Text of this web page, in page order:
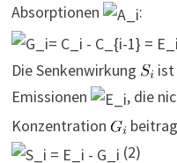
Absorptionen
:
Die Senkenwirkung
ist
Emissionen
, die
Konzentration
(2)